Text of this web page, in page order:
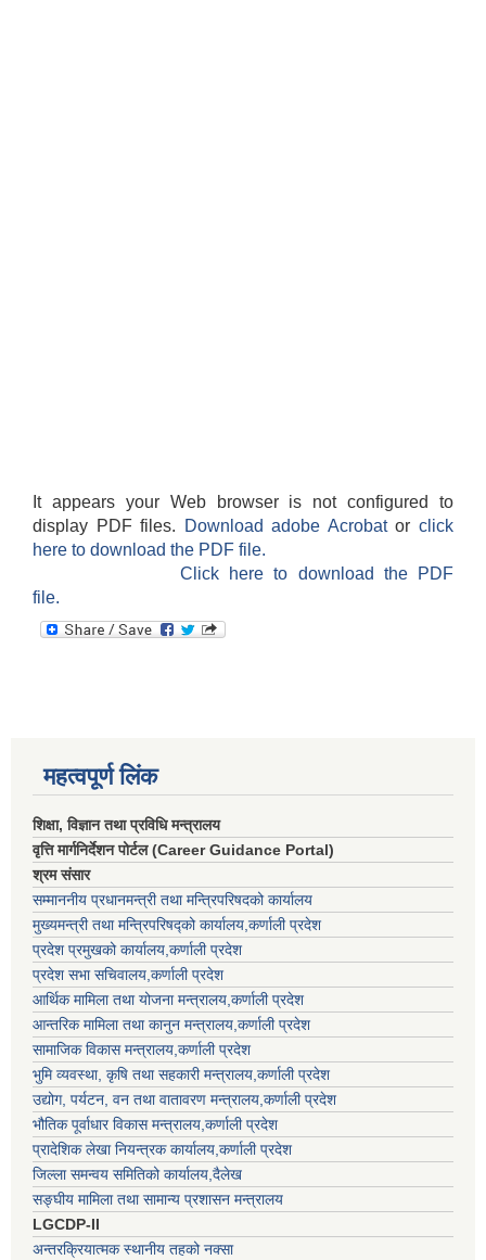
It appears your Web browser is not configured to
display PDF files.
Download adobe Acrobatorclick
here to download the PDF file.
Click here to download the PDF
file.
महत्वपूर्ण लिंक
शिक्षा, विज्ञान तथा प्रविधि मन्त्रालय
वृत्ति मार्गनिर्देशन पोर्टल (Career Guidance Portal)
श्रम संसार
सम्माननीय प्रधानमन्त्री तथा मन्त्रिपरिषद‌को कार्यालय
मुख्यमन्त्री तथा मन्त्रिपरिषद्को कार्यालय,कर्णाली प्रदेश
प्रदेश प्रमुखको कार्यालय,कर्णाली प्रदेश
प्रदेश सभा सचिवालय,कर्णाली प्रदेश
आर्थिक मामिला तथा योजना मन्त्रालय,कर्णाली प्रदेश
आन्तरिक मामिला तथा कानुन मन्त्रालय,कर्णाली प्रदेश
सामाजिक विकास मन्त्रालय,कर्णाली प्रदेश
भुमि व्यवस्था, कृषि तथा सहकारी मन्त्रालय,कर्णाली प्रदेश
उद्योग, पर्यटन, वन तथा वातावरण मन्त्रालय,कर्णाली प्रदेश
भौतिक पूर्वाधार विकास मन्त्रालय,कर्णाली प्रदेश
प्रादेशिक लेखा नियन्त्रक कार्यालय,कर्णाली प्रदेश
जिल्ला समन्वय समितिको कार्यालय,दैलेख
सङ्घीय मामिला तथा सामान्य प्रशासन मन्त्रालय
LGCDP-II
अन्तरक्रियात्मक स्थानीय तहको नक्सा